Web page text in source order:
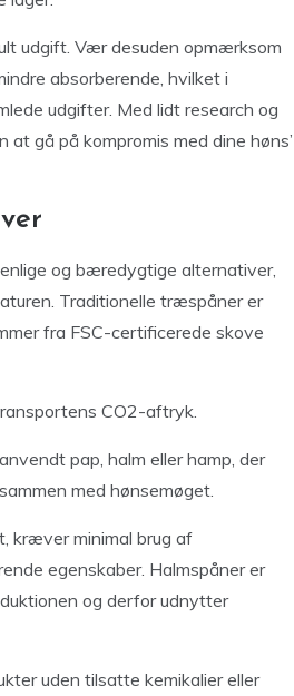
udgift. Vær desuden opmærksom
absorberende, hvilket i
udgifter. Med lidt research og
gå på kompromis med dine høns’
og bæredygtige alternativer,
Traditionelle træspåner er
fra FSC-certificerede skove
CO2-aftryk.
pap, halm eller hamp, der
med hønsemøget.
kræver minimal brug af
egenskaber. Halmspåner er
og derfor udnytter
uden tilsatte kemikalier eller